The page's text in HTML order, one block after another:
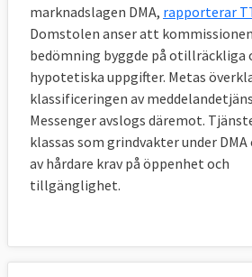
marknadslagen DMA, rapporterar
Domstolen anser att
bedömning byggde på otillräckliga
hypotetiska uppgifter. Metas
klassificeringen av
Messenger avslogs däremot.
klassas som grindvakter under
av hårdare krav på öppenhet och
tillgänglighet.